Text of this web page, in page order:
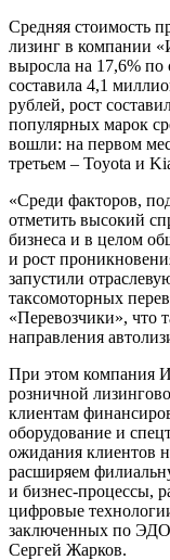
Средняя стоимость
лизинг в компании
выросла на 17,6%
составила 4,1
рублей, рост
популярных марок
вошли: на первом
третьем – Toyota и
«Среди факторов,
отметить высокий
бизнеса и в целом
и рост
запустили
таксомоторных
«Перевозчики», что
направления
При этом компания
розничной
клиентам
оборудование и
ожидания клиентов
расширяем
и бизнес-процессы,
цифровые
заключенных по
Сергей Жарков.